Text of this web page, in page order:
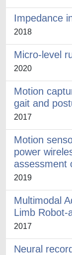
Impedance
2018
Micro-level
2020
Motion
gait and
2017
Motion
power
assessment
2019
Multimodal
Limb Robot-
2017
Neural